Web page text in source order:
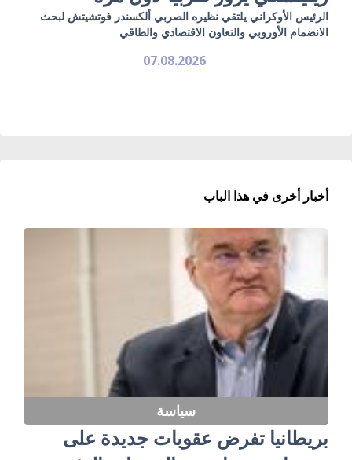
الرئيس الأوكراني يلتقي نظيره الصربي ألكسندر فوتشيتش لبحث
الانضمام الأوروبي والتعاون الاقتصادي والطاقي
07.08.2026
أخبار أخرى في هذا الباب
سياسة
بريطانيا تفرض عقوبات جديدة على